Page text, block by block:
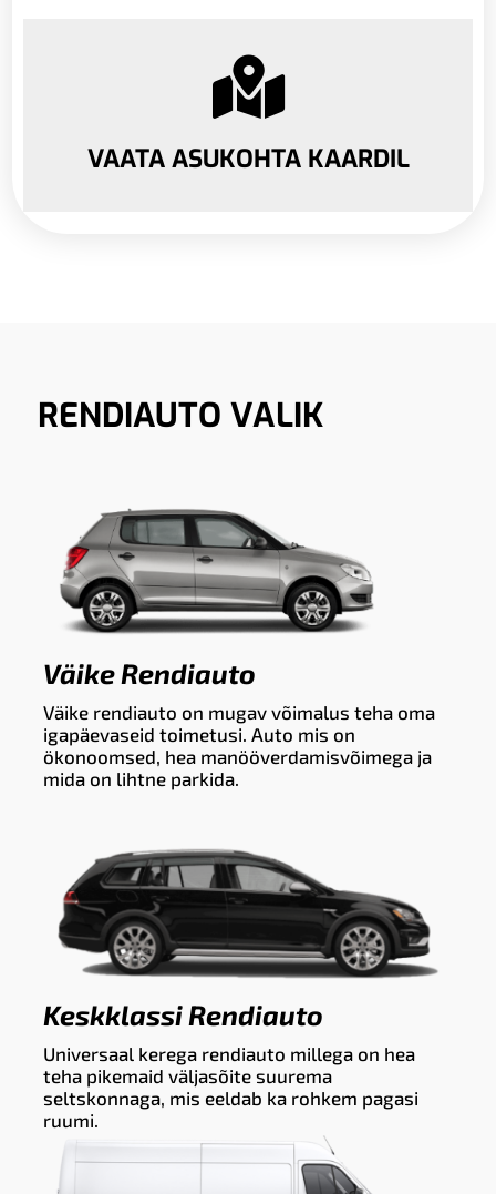
VAATA ASUKOHTA KAARDIL
RENDIAUTO VALIK
Väike Rendiauto
Väike rendiauto on mugav võimalus teha oma
igapäevaseid toimetusi. Auto mis on
ökonoomsed, hea manööverdamisvõimega ja
mida on lihtne parkida.
Keskklassi Rendiauto
Universaal kerega rendiauto millega on hea
teha pikemaid väljasõite suurema
seltskonnaga, mis eeldab ka rohkem pagasi
ruumi.